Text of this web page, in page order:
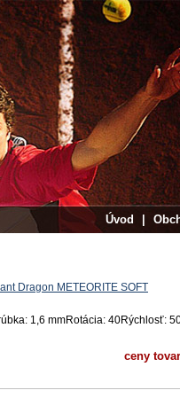
Úvod
Dragon METEORITE SOFT
1,6 mmRotácia: 40Rýchlosť:
ceny